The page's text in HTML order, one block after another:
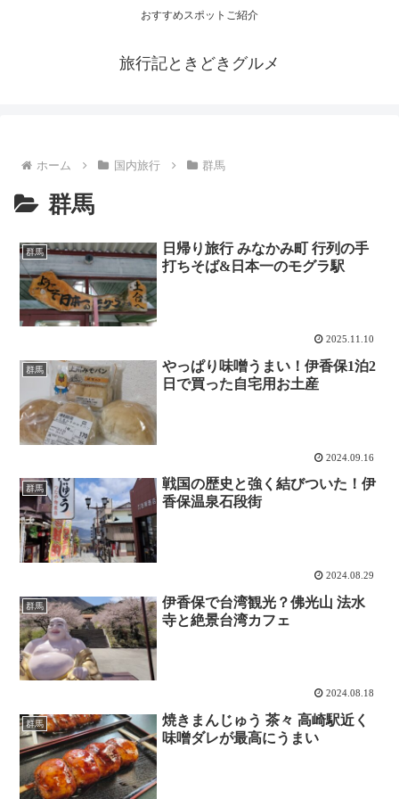
おすすめスポットご紹介
旅行記ときどきグルメ
ホーム 国内旅行 群馬
群馬
群馬
日帰り旅行 みなかみ町 行列の手
打ちそば&日本一のモグラ駅
2025.11.10
群馬
やっぱり味噌うまい！伊香保1泊2
日で買った自宅用お土産
2024.09.16
群馬
戦国の歴史と強く結びついた！伊
香保温泉石段街
2024.08.29
群馬
伊香保で台湾観光？佛光山 法水
寺と絶景台湾カフェ
2024.08.18
群馬
焼きまんじゅう 茶々 高崎駅近く
味噌ダレが最高にうまい